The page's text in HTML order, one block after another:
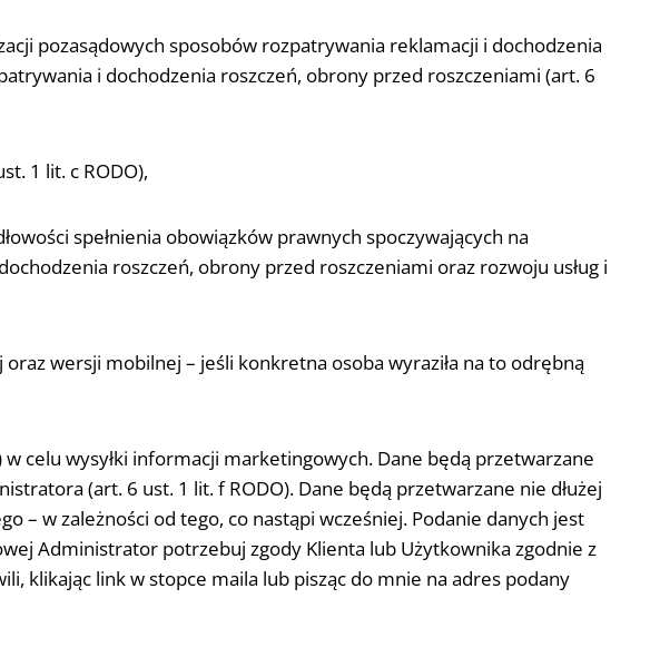
pozasądowych sposobów rozpatrywania reklamacji i dochodzenia
i dochodzenia roszczeń, obrony przed roszczeniami (art. 6
1 lit. c RODO),
spełnienia obowiązków prawnych spoczywających na
roszczeń, obrony przed roszczeniami oraz rozwoju usług i
wersji mobilnej – jeśli konkretna osoba wyraziła na to odrębną
celu wysyłki informacji marketingowych. Dane będą przetwarzane
(art. 6 ust. 1 lit. f RODO). Dane będą przetwarzane nie dłużej
– w zależności od tego, co nastąpi wcześniej. Podanie danych jest
Administrator potrzebuj zgody Klienta lub Użytkownika zgodnie z
klikając link w stopce maila lub pisząc do mnie na adres podany